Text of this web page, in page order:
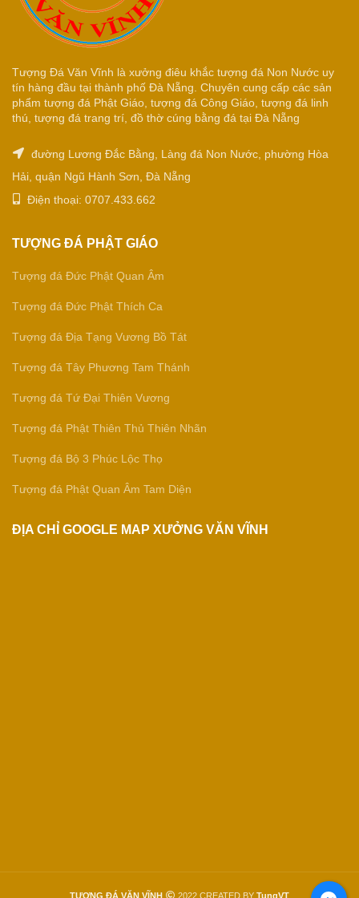
Tượng Đá Văn Vĩnh là xưởng điêu khắc tượng đá Non Nước uy
tín hàng đầu tại thành phố Đà Nẵng. Chuyên cung cấp các sản
phẩm tượng đá Phật Giáo, tượng đá Công Giáo, tượng đá linh
thú, tượng đá trang trí, đồ thờ cúng bằng đá tại Đà Nẵng
đường Lương Đắc Bằng, Làng đá Non Nước, phường Hòa
Hải, quận Ngũ Hành Sơn, Đà Nẵng
Điện thoại: 0707.433.662
TƯỢNG ĐÁ PHẬT GIÁO
Tượng đá Đức Phật Quan Âm
Tượng đá Đức Phật Thích Ca
Tượng đá Địa Tạng Vương Bồ Tát
Tượng đá Tây Phương Tam Thánh
Tượng đá Tứ Đại Thiên Vương
Tượng đá Phật Thiên Thủ Thiên Nhãn
Tượng đá Bộ 3 Phúc Lộc Thọ
Tượng đá Phật Quan Âm Tam Diện
ĐỊA CHỈ GOOGLE MAP XƯỞNG VĂN VĨNH
TƯỢNG ĐÁ VĂN VĨNH 2022 CREATED BY TungVT